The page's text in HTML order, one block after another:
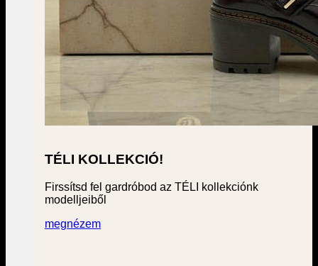
TÉLI KOLLEKCIÓ!
Firssítsd fel gardróbod az TÉLI kollekciónk
modelljeiből
megnézem